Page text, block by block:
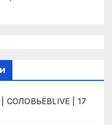
| СОЛОВЬЁВLIVE | 17